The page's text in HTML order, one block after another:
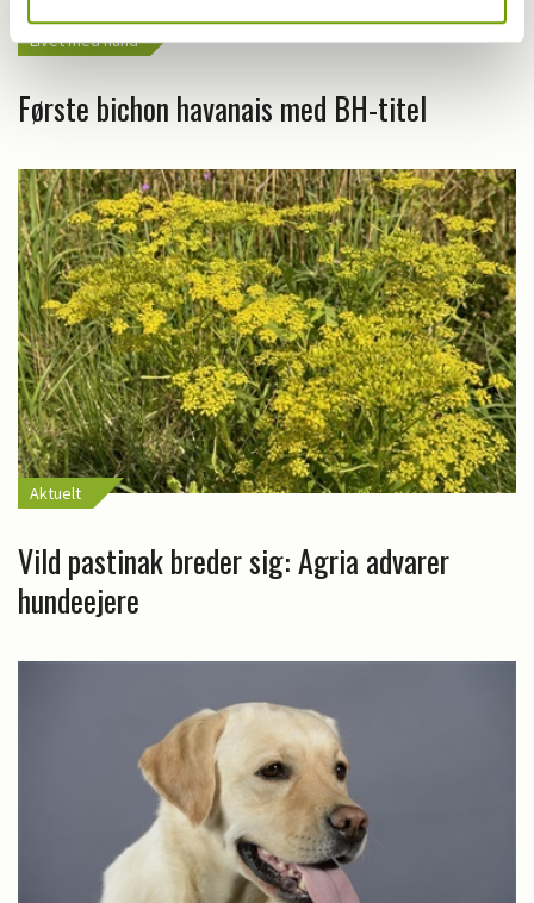
Livet med hund
Første bichon havanais med BH-titel
Aktuelt
Vild pastinak breder sig: Agria advarer
hundeejere